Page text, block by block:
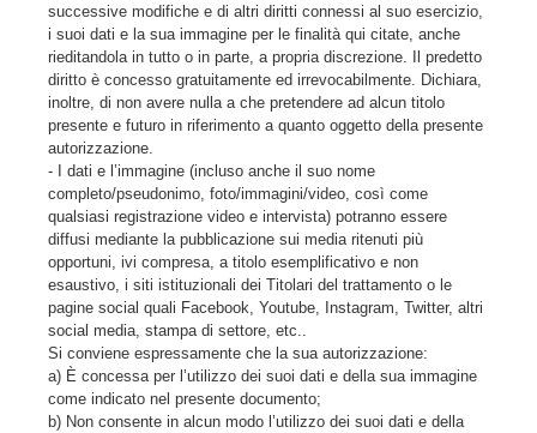
successive modifiche e di altri diritti connessi al suo esercizio,
i suoi dati e la sua immagine per le finalità qui citate, anche
rieditandola in tutto o in parte, a propria discrezione. Il predetto
diritto è concesso gratuitamente ed irrevocabilmente. Dichiara,
inoltre, di non avere nulla a che pretendere ad alcun titolo
presente e futuro in riferimento a quanto oggetto della presente
autorizzazione.
- I dati e l’immagine (incluso anche il suo nome
completo/pseudonimo, foto/immagini/video, così come
qualsiasi registrazione video e intervista) potranno essere
diffusi mediante la pubblicazione sui media ritenuti più
opportuni, ivi compresa, a titolo esemplificativo e non
esaustivo, i siti istituzionali dei Titolari del trattamento o le
pagine social quali Facebook, Youtube, Instagram, Twitter, altri
social media, stampa di settore, etc..
Si conviene espressamente che la sua autorizzazione:
a) È concessa per l’utilizzo dei suoi dati e della sua immagine
come indicato nel presente documento;
b) Non consente in alcun modo l’utilizzo dei suoi dati e della